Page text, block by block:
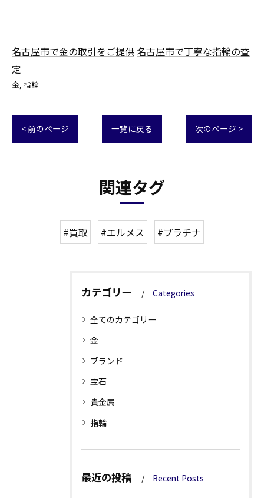
名古屋市で金の取引をご提供 名古屋市で丁寧な指輪の査
定
金 指輪
< 前のページ 一覧に戻る 次のページ >
関連タグ
#買取 #エルメス #プラチナ
カテゴリー Categories
全てのカテゴリー
金
ブランド
宝石
貴金属
指輪
最近の投稿 Recent Posts